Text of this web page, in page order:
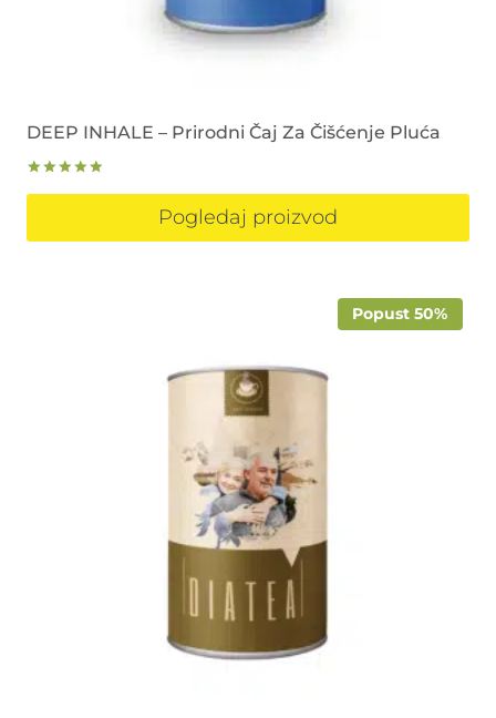
DEEP INHALE – Prirodni Čaj Za Čišćenje Pluća
Pogledaj proizvod
Popust 50%